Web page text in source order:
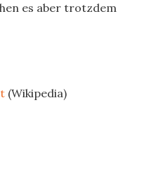
es aber trotzdem
(Wikipedia)